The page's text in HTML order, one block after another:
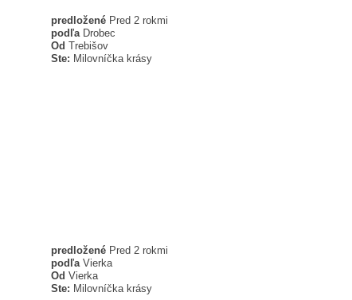
predložené Pred 2 rokmi
podľa Drobec
Od Trebišov
Ste: Milovníčka krásy
predložené Pred 2 rokmi
podľa Vierka
Od Vierka
Ste: Milovníčka krásy